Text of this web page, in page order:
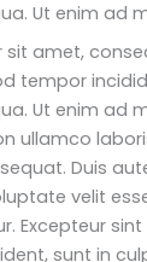
Ut enim ad
sit amet,
tempor
Ut enim ad
ullamco
Duis
velit
Excepteur
sunt in